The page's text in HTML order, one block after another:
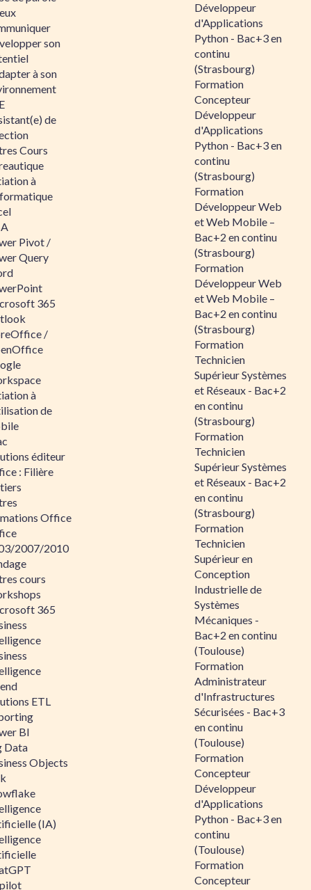
son
à son
de
Cours
à
Pivot /
Query
365
/
à
de
éditeur
: Filière
Office
2007/2010
cours
365
ETL
BI
Data
Objects
(IA)
Développeur
d'Applications
Python - Bac+3 en
continu
(Strasbourg)
Formation
Concepteur
Développeur
d'Applications
Python - Bac+3 en
continu
(Strasbourg)
Formation
Développeur Web
et Web Mobile –
Bac+2 en continu
(Strasbourg)
Formation
Développeur Web
et Web Mobile –
Bac+2 en continu
(Strasbourg)
Formation
Technicien
Supérieur Systèmes
et Réseaux - Bac+2
en continu
(Strasbourg)
Formation
Technicien
Supérieur Systèmes
et Réseaux - Bac+2
en continu
(Strasbourg)
Formation
Technicien
Supérieur en
Conception
Industrielle de
Systèmes
Mécaniques -
Bac+2 en continu
(Toulouse)
Formation
Administrateur
d'Infrastructures
Sécurisées - Bac+3
en continu
(Toulouse)
Formation
Concepteur
Développeur
d'Applications
Python - Bac+3 en
continu
(Toulouse)
Formation
Concepteur